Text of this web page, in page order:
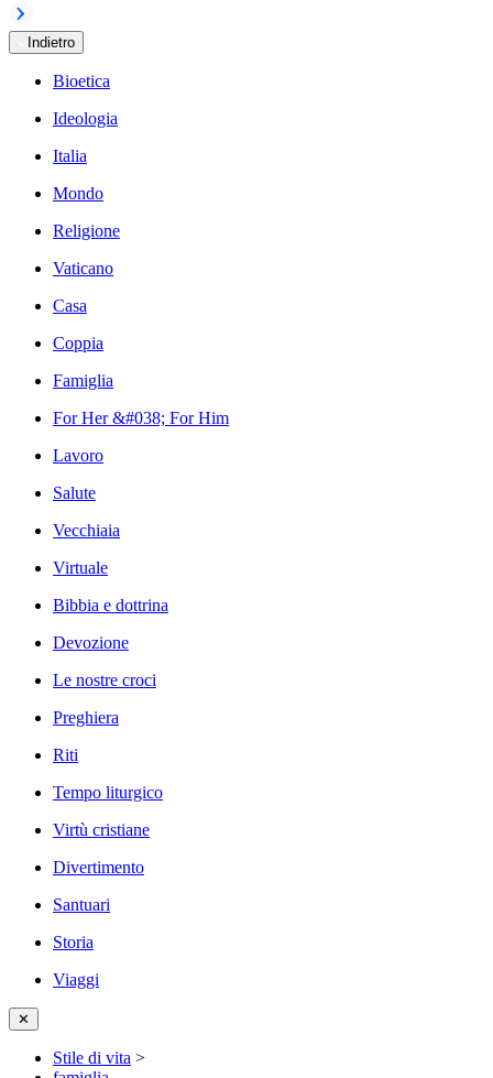
Indietro
Bioetica
Ideologia
Italia
Mondo
Religione
Vaticano
Casa
Coppia
Famiglia
For Her &#038; For Him
Lavoro
Salute
Vecchiaia
Virtuale
Bibbia e dottrina
Devozione
Le nostre croci
Preghiera
Riti
Tempo liturgico
Virtù cristiane
Divertimento
Santuari
Storia
Viaggi
✕
Stile di vita >